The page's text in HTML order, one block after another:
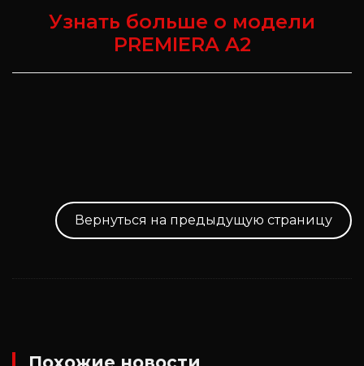
Узнать больше о модели
PREMIERA A2
Вернуться на предыдущую страницу